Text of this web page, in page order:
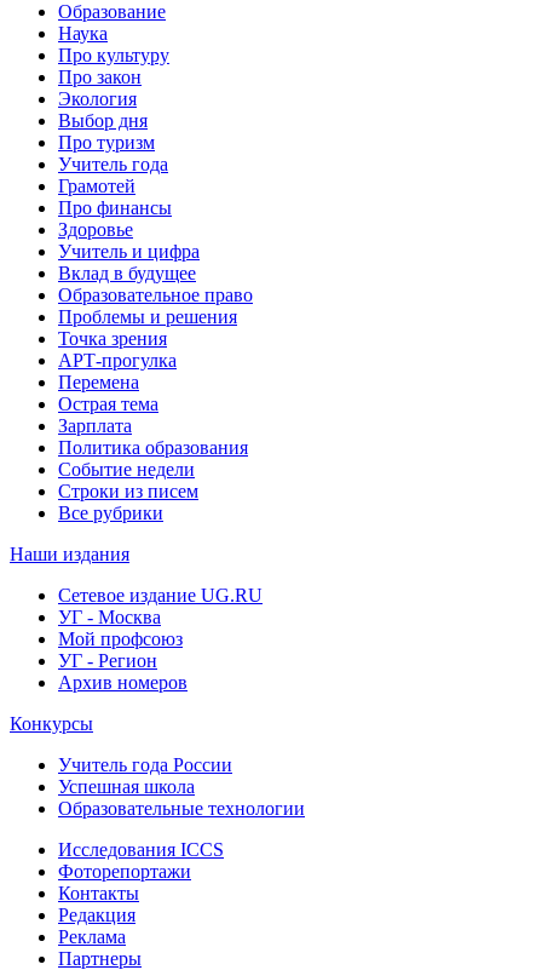
Образование
Наука
Про культуру
Про закон
Экология
Выбор дня
Про туризм
Учитель года
Грамотей
Про финансы
Здоровье
Учитель и цифра
Вклад в будущее
Образовательное право
Проблемы и решения
Точка зрения
АРТ-прогулка
Перемена
Острая тема
Зарплата
Политика образования
Событие недели
Строки из писем
Все рубрики
Наши издания
Сетевое издание UG.RU
УГ - Москва
Мой профсоюз
УГ - Регион
Архив номеров
Конкурсы
Учитель года России
Успешная школа
Образовательные технологии
Исследования ICCS
Фоторепортажи
Контакты
Редакция
Реклама
Партнеры